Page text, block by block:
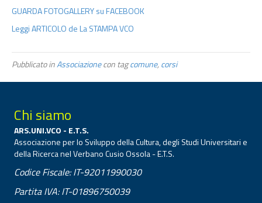
GUARDA FOTOGALLERY su FACEBOOK
Leggi ARTICOLO de La STAMPA VCO
Pubblicato inAssociazionecon tagcomune,corsi
Chi siamo
ARS.UNI.VCO - E.T.S.
Associazione per lo Sviluppo della Cultura, degli Studi Universitari e
della Ricerca nel Verbano Cusio Ossola - E.T.S.
Codice Fiscale: IT-92011990030
Partita IVA: IT-01896750039